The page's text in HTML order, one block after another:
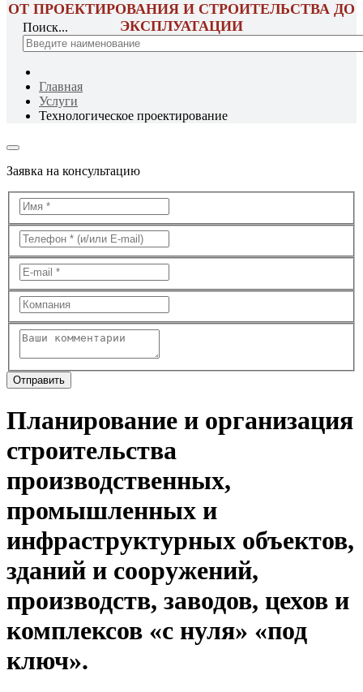
ОТ ПРОЕКТИРОВАНИЯ И СТРОИТЕЛЬСТВА ДО
ЭКСПЛУАТАЦИИ
Поиск...
Главная
Услуги
Технологическое проектирование
Заявка на консультацию
Планирование и организация
строительства
производственных,
промышленных и
инфраструктурных объектов,
зданий и сооружений,
производств, заводов, цехов и
комплексов «с нуля» «под
ключ».